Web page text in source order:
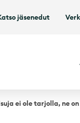
jäsenedut
ei ole tarjolla, ne